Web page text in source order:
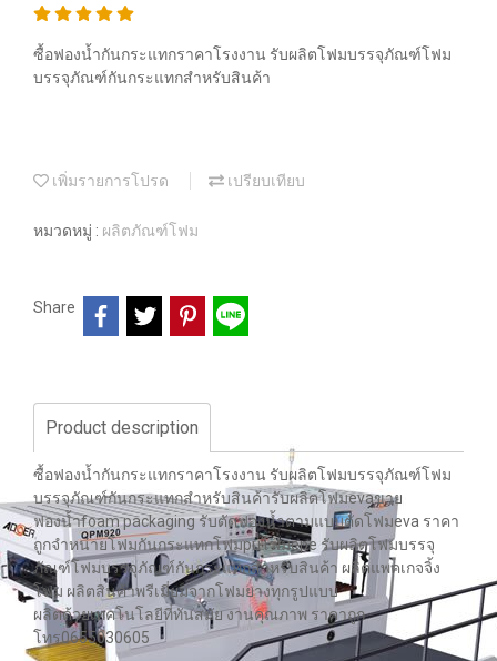
ซื้อฟองน้ำกันกระแทกราคาโรงงาน รับผลิตโฟมบรรจุภัณฑ์โฟม
บรรจุภัณฑ์กันกระแทกสำหรับสินค้า
เพิ่มรายการโปรด เปรียบเทียบ
หมวดหมู่ : ผลิตภัณฑ์โฟม
Share
Product description
ซื้อฟองน้ำกันกระแทกราคาโรงงาน รับผลิตโฟมบรรจุภัณฑ์โฟม
บรรจุภัณฑ์กันกระแทกสำหรับสินค้ารับผลิตโฟมevaขาย
ฟองน้ำfoam packaging รับตัดฟองน้ำตามแบบตัดโฟมeva ราคา
ถูกจำหน่ายโฟมกันกระแทกโฟมpuโฟมepe รับผลิตโฟมบรรจุ
ภัณฑ์โฟมบรรจุภัณฑ์กันกระแทกสำหรับสินค้า ผลิตแพคเกจจิ้ง
โฟม ผลิตสินค้าพรีเมี่ยมจากโฟมยางทุกรูปแบบ
ผลิตด้วยเทคโนโลยีที่ทันสมัย งานคุณภาพ ราคาถูก
โทร0655030605